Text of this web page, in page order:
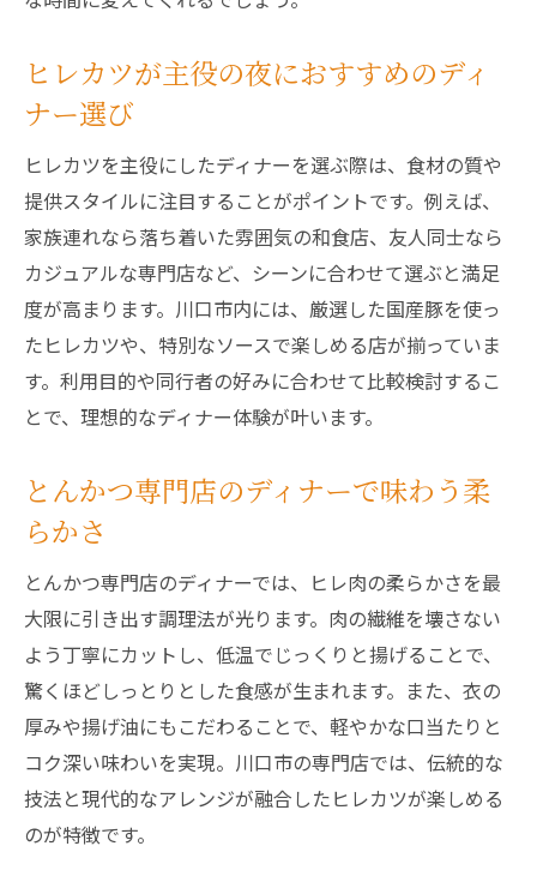
満足度重視のヒレカツディナー徹底ガイド
ヒレカツディナーのクオリティを徹底比較
ディナーで後悔しないヒレカツ店の選び方
コスパ重視のディナーでヒレカツを楽しむ
コツ
初めてでも安心なヒレカツディナーの楽し
み方
ヒレカツディナーで満足度を高める秘訣
ヒレカツが主役の夜におすすめのディ
ナー選び
ヒレカツを主役にしたディナーを選ぶ際は、食材の質や
提供スタイルに注目することがポイントです。例えば、
家族連れなら落ち着いた雰囲気の和食店、友人同士なら
カジュアルな専門店など、シーンに合わせて選ぶと満足
度が高まります。川口市内には、厳選した国産豚を使っ
たヒレカツや、特別なソースで楽しめる店が揃っていま
す。利用目的や同行者の好みに合わせて比較検討するこ
とで、理想的なディナー体験が叶います。
とんかつ専門店のディナーで味わう柔
らかさ
とんかつ専門店のディナーでは、ヒレ肉の柔らかさを最
大限に引き出す調理法が光ります。肉の繊維を壊さない
よう丁寧にカットし、低温でじっくりと揚げることで、
驚くほどしっとりとした食感が生まれます。また、衣の
厚みや揚げ油にもこだわることで、軽やかな口当たりと
コク深い味わいを実現。川口市の専門店では、伝統的な
技法と現代的なアレンジが融合したヒレカツが楽しめる
のが特徴です。